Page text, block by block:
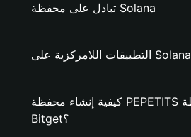
تبادل على محفظة Solana
التطبيقات اللامركزية على Solana
كيفية إنشاء محفظة PEPETITS على محفظة
Bitget؟